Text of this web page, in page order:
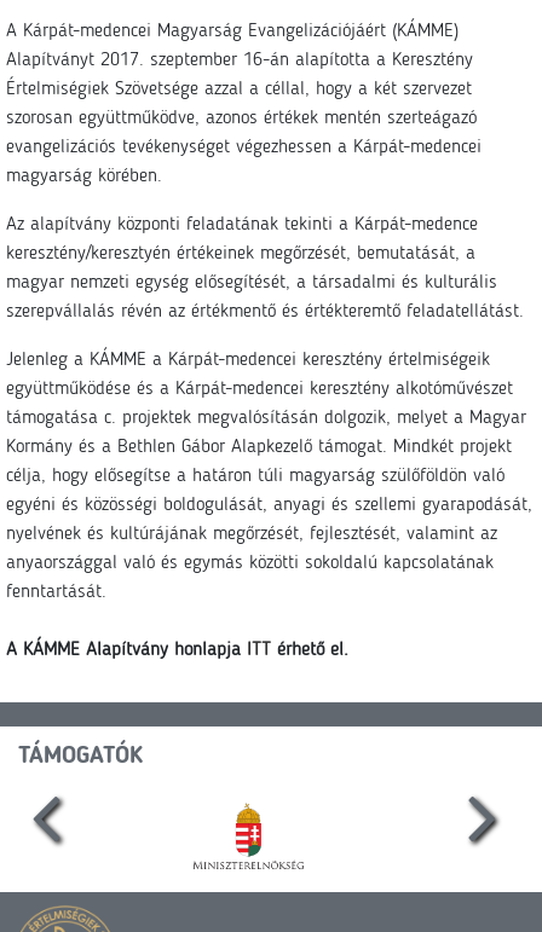
A Kárpát-medencei Magyarság Evangelizációjáért (KÁMME)
Alapítványt 2017. szeptember 16-án alapította a Keresztény
Értelmiségiek Szövetsége azzal a céllal, hogy a két szervezet
szorosan együttműködve, azonos értékek mentén szerteágazó
evangelizációs tevékenységet végezhessen a Kárpát-medencei
magyarság körében.
Az alapítvány központi feladatának tekinti a Kárpát-medence
keresztény/keresztyén értékeinek megőrzését, bemutatását, a
magyar nemzeti egység elősegítését, a társadalmi és kulturális
szerepvállalás révén az értékmentő és értékteremtő feladatellátást.
Jelenleg a KÁMME a Kárpát-medencei keresztény értelmiségeik
együttműködése és a Kárpát-medencei keresztény alkotóművészet
támogatása c. projektek megvalósításán dolgozik, melyet a Magyar
Kormány és a Bethlen Gábor Alapkezelő támogat. Mindkét projekt
célja, hogy elősegítse a határon túli magyarság szülőföldön való
egyéni és közösségi boldogulását, anyagi és szellemi gyarapodását,
nyelvének és kultúrájának megőrzését, fejlesztését, valamint az
anyaországgal való és egymás közötti sokoldalú kapcsolatának
fenntartását.
A KÁMME Alapítvány honlapja ITT érhető el.
TÁMOGATÓK